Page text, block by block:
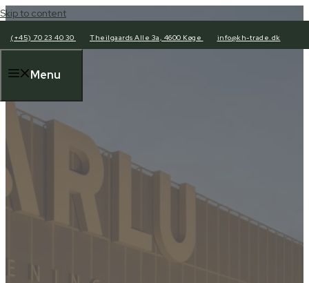
Skip to content
(+45) 70 23 40 30 Theilgaards Alle 3a, 4600 Køge info@kh-trade.dk
Menu